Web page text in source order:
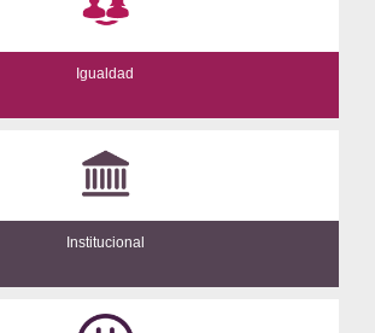
Igualdad
Institucional